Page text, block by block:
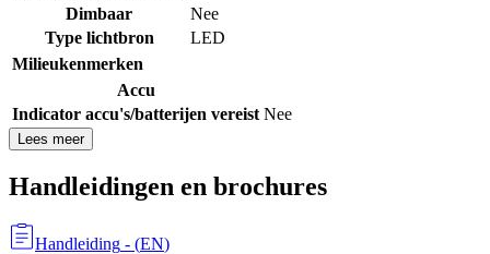
Dimbaar
Nee
Type lichtbron
LED
Milieukenmerken
Accu
Indicator accu's/batterijen vereist Nee
Lees meer
Handleidingen en brochures
Handleiding - (EN)